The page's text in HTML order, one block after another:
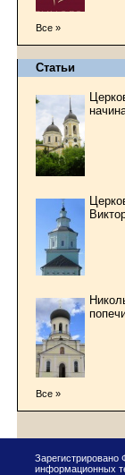
Все »
Статьи
Все »
Зарегистрировано
информационных